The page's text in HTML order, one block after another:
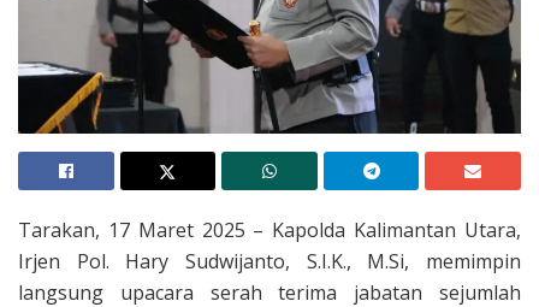
Tarakan, 17 Maret 2025 – Kapolda Kalimantan Utara,
Irjen Pol. Hary Sudwijanto, S.I.K., M.Si, memimpin
langsung upacara serah terima jabatan sejumlah